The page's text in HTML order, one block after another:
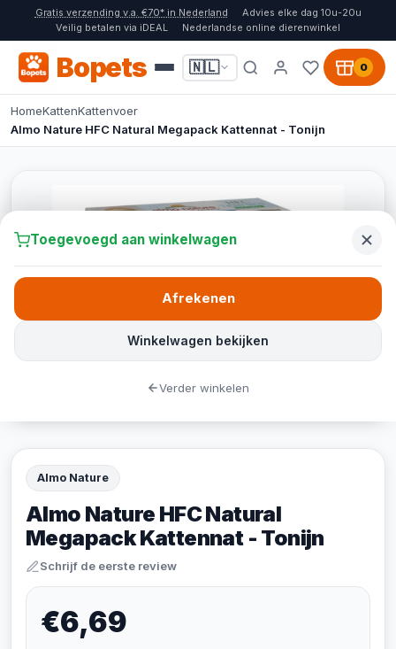
Gratis verzending v.a. €70* in Nederland
Advies elke dag 10u-20u
Veilig betalen via iDEAL
Nederlandse online dierenwinkel
Bopets 🇳🇱 0
HomeKattenKattenvoer
Almo Nature HFC Natural Megapack Kattennat - Tonijn
Almo Nature
Almo Nature HFC Natural
Megapack Kattennat - Tonijn
Schrijf de eerste review
€6,69
Toegevoegd aan winkelwagen
Winkelwagen bekijken
Afrekenen
Verder winkelen